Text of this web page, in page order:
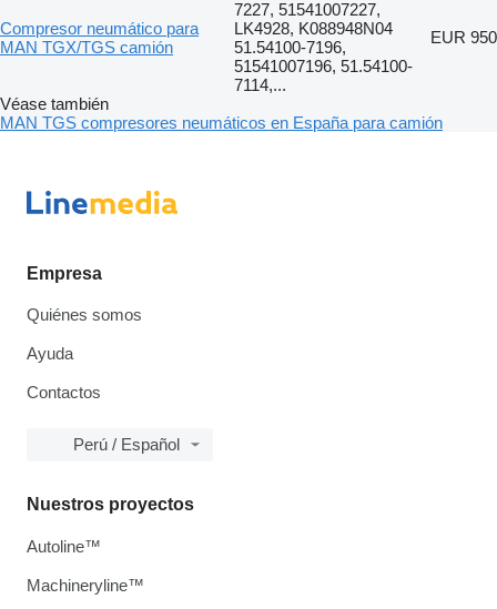
Compresor neumático para
MAN TGX/TGS camión
7227, 51541007227,
LK4928, K088948N04
51.54100-7196,
51541007196, 51.54100-
7114,...
EUR 950
Véase también
MAN TGS compresores neumáticos en España para camión
Empresa
Quiénes somos
Ayuda
Contactos
Perú / Español
Nuestros proyectos
Autoline™
Machineryline™